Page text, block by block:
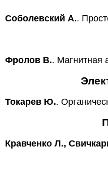
Соболевский А..
Фролов В.. Магнитная
Токарев Ю..
Кравченко Л.,